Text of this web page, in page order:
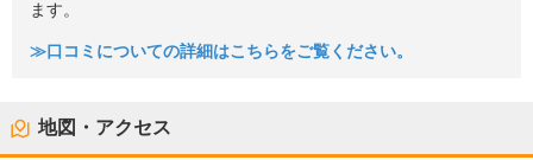
ます。
≫口コミについての詳細はこちらをご覧ください。
地図・アクセス